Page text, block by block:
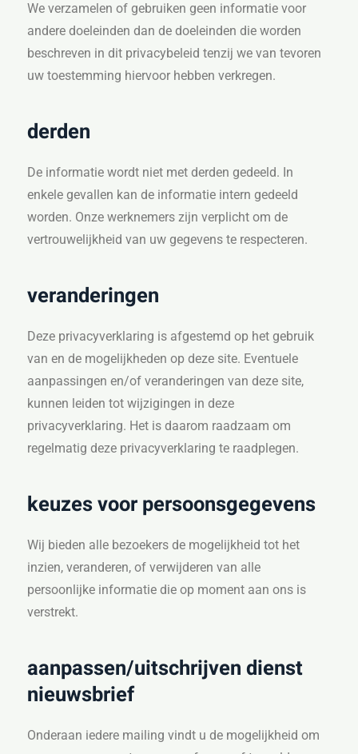
We verzamelen of gebruiken geen informatie voor
andere doeleinden dan de doeleinden die worden
beschreven in dit privacybeleid tenzij we van tevoren
uw toestemming hiervoor hebben verkregen.
derden
De informatie wordt niet met derden gedeeld. In
enkele gevallen kan de informatie intern gedeeld
worden. Onze werknemers zijn verplicht om de
vertrouwelijkheid van uw gegevens te respecteren.
veranderingen
Deze privacyverklaring is afgestemd op het gebruik
van en de mogelijkheden op deze site. Eventuele
aanpassingen en/of veranderingen van deze site,
kunnen leiden tot wijzigingen in deze
privacyverklaring. Het is daarom raadzaam om
regelmatig deze privacyverklaring te raadplegen.
keuzes voor persoonsgegevens
Wij bieden alle bezoekers de mogelijkheid tot het
inzien, veranderen, of verwijderen van alle
persoonlijke informatie die op moment aan ons is
verstrekt.
aanpassen/uitschrijven dienst
nieuwsbrief
Onderaan iedere mailing vindt u de mogelijkheid om